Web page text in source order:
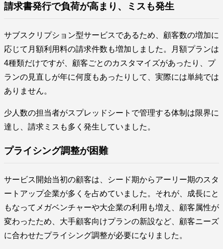
請求書発行で負荷が高まり、ミスも発生
サブスクリプション型サービスであるため、顧客数の増加に
応じて月額利用料の請求件数も増加しました。月額プランは
4種類だけですが、顧客ごとのカスタマイズがあったり、プ
ランの見直しが年に何度もあったりして、実際には単純では
ありません。
少人数の担当者がスプレッドシートで管理する体制は限界に
達し、請求ミスも多く発生していました。
プライシング調整が困難
サービス開始当初の顧客は、シード期からアーリー期のスタ
ートアップ企業が多くを占めていました。それが、成長にと
もなってメガベンチャーや大企業の利用も増え、顧客属性が
変わったため、大手顧客向けプランの新設など、顧客ニーズ
に合わせたプライシング調整が必要になりました。